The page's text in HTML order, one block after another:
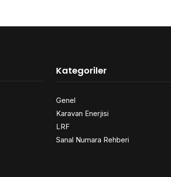
Kategoriler
Genel
Karavan Enerjisi
LRF
Sanal Numara Rehberi